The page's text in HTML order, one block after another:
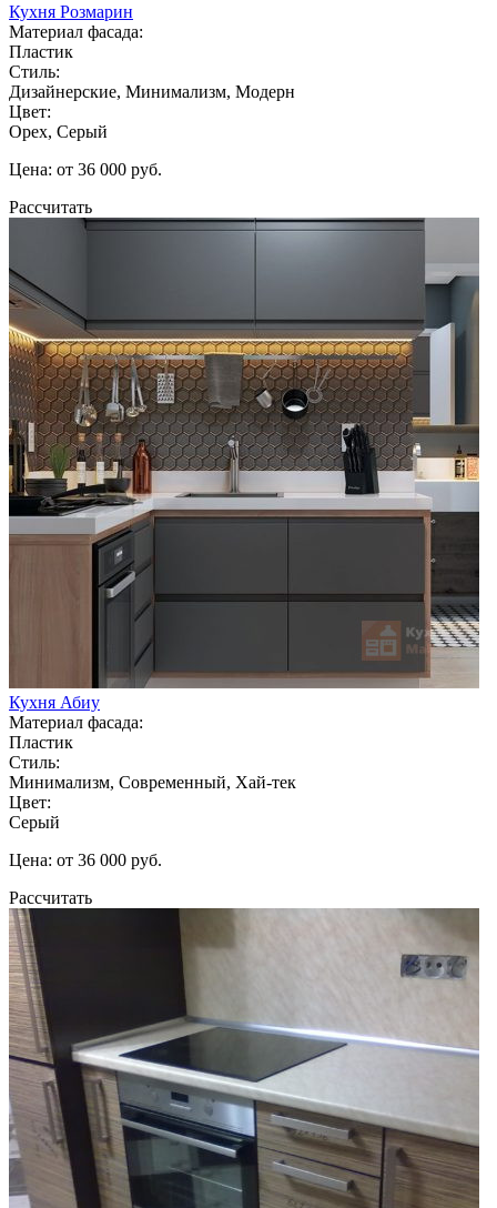
Кухня Розмарин
Материал фасада:
Пластик
Стиль:
Дизайнерские, Минимализм, Модерн
Цвет:
Орех, Серый
Цена: от 36 000 руб.
Рассчитать
Кухня Абиу
Материал фасада:
Пластик
Стиль:
Минимализм, Современный, Хай-тек
Цвет:
Серый
Цена: от 36 000 руб.
Рассчитать